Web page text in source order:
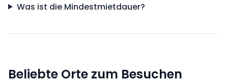
Was ist die Mindestmietdauer?
Beliebte Orte zum Besuchen